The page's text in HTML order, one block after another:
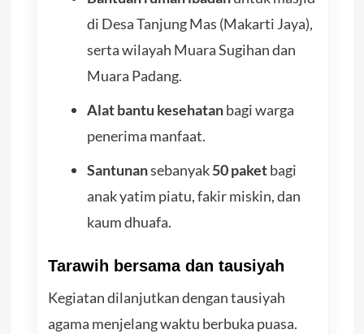
di Desa Tanjung Mas (Makarti Jaya),
serta wilayah Muara Sugihan dan
Muara Padang.
Alat bantu kesehatanbagi warga
penerima manfaat.
Santunansebanyak50 paketbagi
anak yatim piatu, fakir miskin, dan
kaum dhuafa.
Tarawih bersama dan tausiyah
Kegiatan dilanjutkan dengan tausiyah
agama menjelang waktu berbuka puasa.